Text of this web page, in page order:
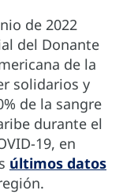
de 2022
del Donante
de la
solidarios y
de la sangre
durante el
19, en
últimos datos